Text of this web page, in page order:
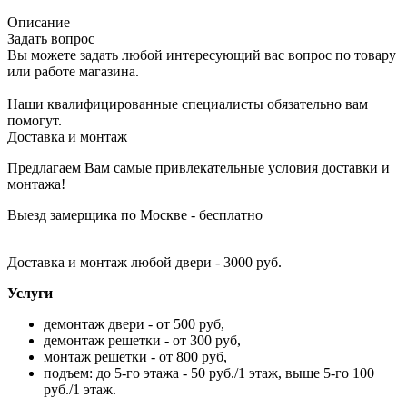
Описание
Задать вопрос
Вы можете задать любой интересующий вас вопрос по товару
или работе магазина.
Наши квалифицированные специалисты обязательно вам
помогут.
Доставка и монтаж
Предлагаем Вам самые привлекательные условия доставки и
монтажа!
Выезд замерщика по Москве - бесплатно
Доставка и монтаж любой двери - 3000 руб.
Услуги
демонтаж двери - от 500 руб,
демонтаж решетки - от 300 руб,
монтаж решетки - от 800 руб,
подъем: до 5-го этажа - 50 руб./1 этаж, выше 5-го 100
руб./1 этаж.